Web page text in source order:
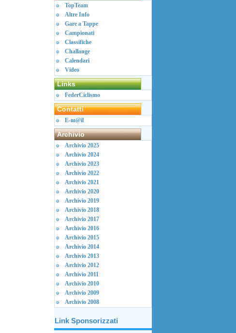
TopTeam
Altre Info
Gare a Tappe
Campionati
Classifiche
Challange
Calendari
Video
Links
FederCiclismo
Contatti
E-m@il
Archivio
Archivio 2025
Archivio 2024
Archivio 2023
Archivio 2022
Archivio 2021
Archivio 2020
Archivio 2019
Archivio 2018
Archivio 2017
Archivio 2016
Archivio 2015
Archivio 2014
Archivio 2013
Archivio 2012
Archivio 2011
Archivio 2010
Archivio 2009
Archivio 2008
Link Sponsorizzati